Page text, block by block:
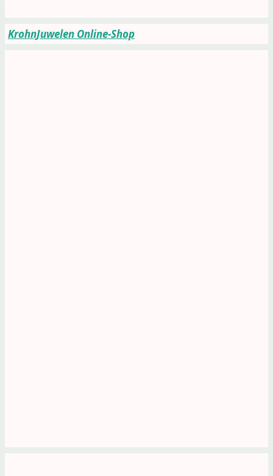
KrohnJuwelen Online-Shop